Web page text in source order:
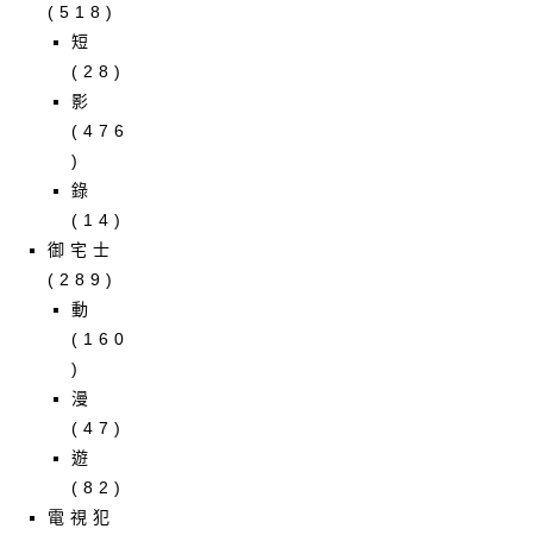
(518)
短
(28)
影
(476
)
錄
(14)
御宅士
(289)
動
(160
)
漫
(47)
遊
(82)
電視犯